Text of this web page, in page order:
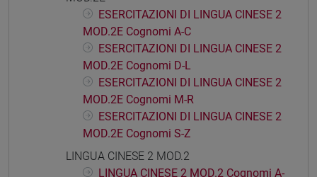
ESERCITAZIONI DI LINGUA CINESE 2
MOD.2E Cognomi A-C
ESERCITAZIONI DI LINGUA CINESE 2
MOD.2E Cognomi D-L
ESERCITAZIONI DI LINGUA CINESE 2
MOD.2E Cognomi M-R
ESERCITAZIONI DI LINGUA CINESE 2
MOD.2E Cognomi S-Z
LINGUA CINESE 2 MOD.2
LINGUA CINESE 2 MOD.2 Cognomi A-